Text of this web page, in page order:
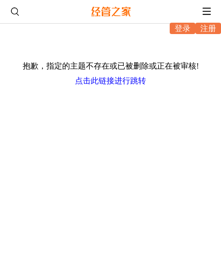
登录 注册
抱歉，指定的主题不存在或已被删除或正在被审核!
点击此链接进行跳转